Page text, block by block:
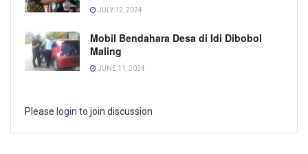
JULY 12, 2024
Mobil Bendahara Desa di Idi Dibobol
Maling
JUNE 11, 2024
Please login to join discussion